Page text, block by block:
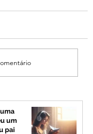
da Ponte
muda
turistas e
um
pai